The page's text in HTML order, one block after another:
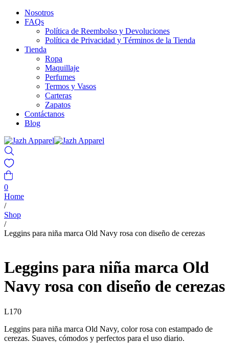
Nosotros
FAQs
Política de Reembolso y Devoluciones
Política de Privacidad y Términos de la Tienda
Tienda
Ropa
Maquillaje
Perfumes
Termos y Vasos
Carteras
Zapatos
Contáctanos
Blog
0
Home
/
Shop
/
Leggins para niña marca Old Navy rosa con diseño de cerezas
Leggins para niña marca Old
Navy rosa con diseño de cerezas
L170
Leggins para niña marca Old Navy, color rosa con estampado de
cerezas. Suaves, cómodos y perfectos para el uso diario.